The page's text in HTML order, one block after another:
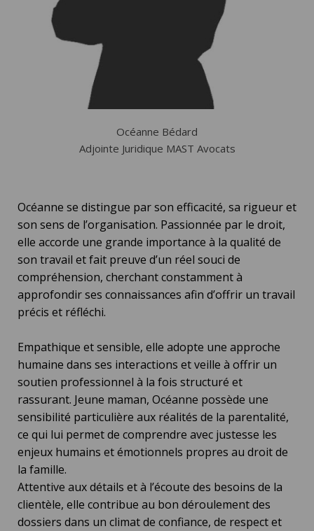
Océanne se distingue par son efficacité, sa rigueur et
son sens de l’organisation. Passionnée par le droit,
elle accorde une grande importance à la qualité de
son travail et fait preuve d’un réel souci de
compréhension, cherchant constamment à
approfondir ses connaissances afin d’offrir un travail
précis et réfléchi.
Empathique et sensible, elle adopte une approche
humaine dans ses interactions et veille à offrir un
soutien professionnel à la fois structuré et
rassurant. Jeune maman, Océanne possède une
sensibilité particulière aux réalités de la parentalité,
ce qui lui permet de comprendre avec justesse les
enjeux humains et émotionnels propres au droit de
la famille.
Attentive aux détails et à l’écoute des besoins de la
clientèle, elle contribue au bon déroulement des
dossiers dans un climat de confiance, de respect et
Océanne Bédard
Adjointe Juridique MAST Avocats